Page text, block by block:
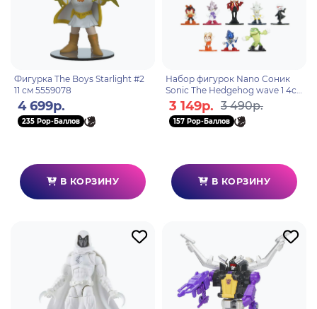
Фигурка The Boys Starlight #2
11 см 5559078
4 699р.
235 Pop-Баллов
В КОРЗИНУ
Набор фигурок Nano Соник
Sonic The Hedgehog wave 1 4см
(18 шт) 35642
3 149р. 3 490р.
157 Pop-Баллов
В КОРЗИНУ